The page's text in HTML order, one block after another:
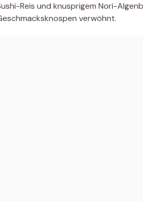
Reis und knusprigem Nori-
verwöhnt.